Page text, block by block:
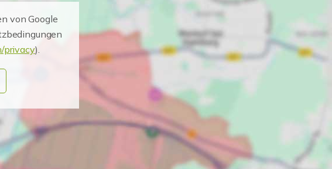
von Google
privacy).